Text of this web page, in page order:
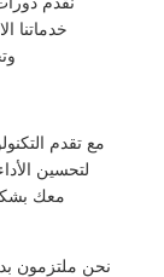
خدماتنا
مع تقدم
لتحسين
معك بشكل
نحن ملتزمون